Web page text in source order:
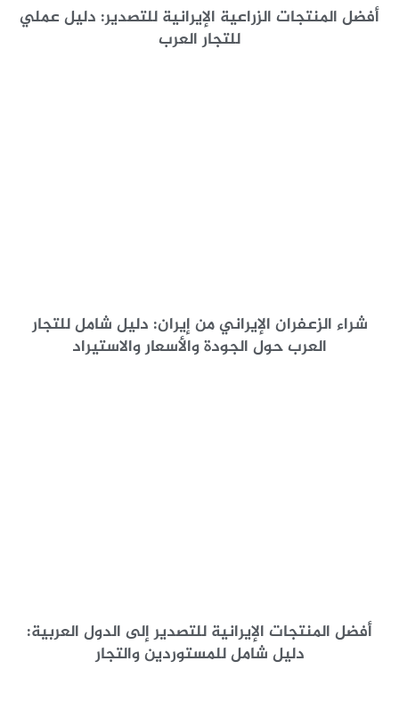
أفضل المنتجات الزراعية الإيرانية للتصدير: دليل عملي
للتجار العرب
شراء الزعفران الإيراني من إيران: دليل شامل للتجار
العرب حول الجودة والأسعار والاستيراد
أفضل المنتجات الإيرانية للتصدير إلى الدول العربية:
دليل شامل للمستوردين والتجار